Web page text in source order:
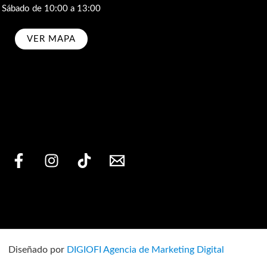
Sábado de 10:00 a 13:00
VER MAPA
Diseñado por DIGIOFI Agencia de Marketing Digital